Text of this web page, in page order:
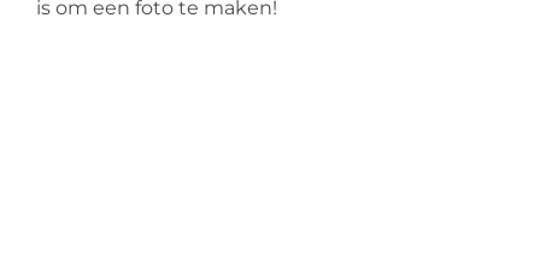
is om een foto te maken!